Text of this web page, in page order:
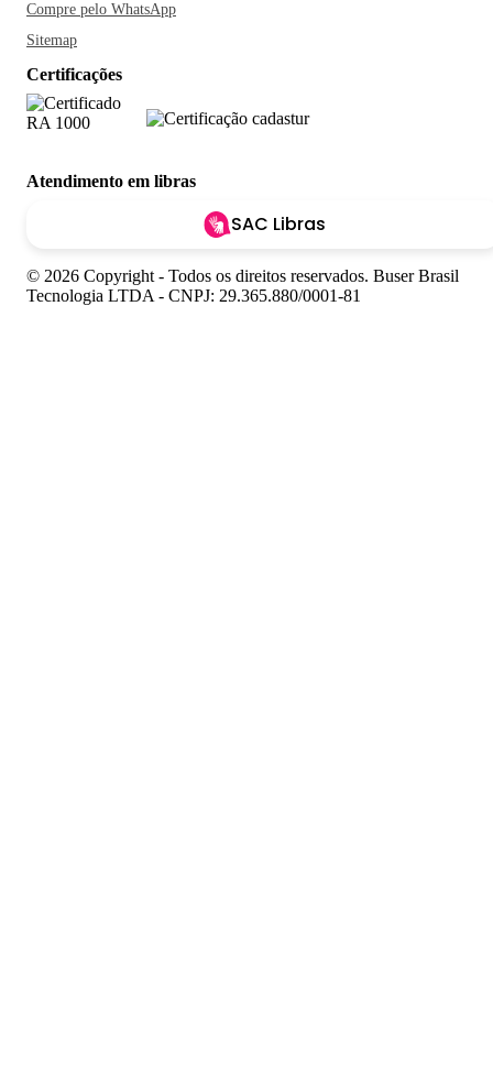
Compre pelo WhatsApp
Sitemap
Certificações
Atendimento em libras
SAC Libras
© 2026 Copyright - Todos os direitos reservados. Buser Brasil
Tecnologia LTDA - CNPJ: 29.365.880/0001-81